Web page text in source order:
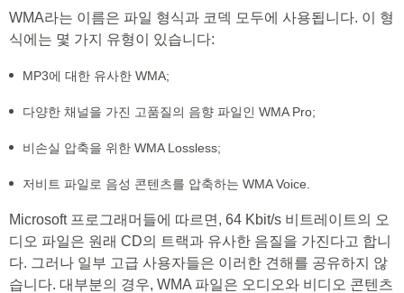
WMA라는 이름은 파일 형식과 코덱 모두에 사용됩니다. 이 형
식에는 몇 가지 유형이 있습니다:
MP3에 대한 유사한 WMA;
다양한 채널을 가진 고품질의 음향 파일인 WMA Pro;
비손실 압축을 위한 WMA Lossless;
저비트 파일로 음성 콘텐츠를 압축하는 WMA Voice.
Microsoft 프로그래머들에 따르면, 64 Kbit/s 비트레이트의 오
디오 파일은 원래 CD의 트랙과 유사한 음질을 가진다고 합니
다. 그러나 일부 고급 사용자들은 이러한 견해를 공유하지 않
습니다. 대부분의 경우, WMA 파일은 오디오와 비디오 콘텐츠